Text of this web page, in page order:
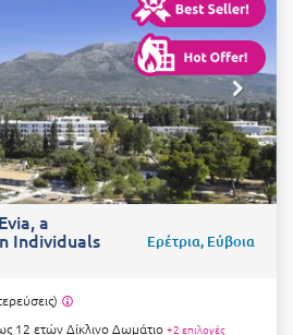
a
Individuals Ερέτρια, Εύβοια
12 ετώνΔίκλινο Δωμάτιο +2 επιλογές